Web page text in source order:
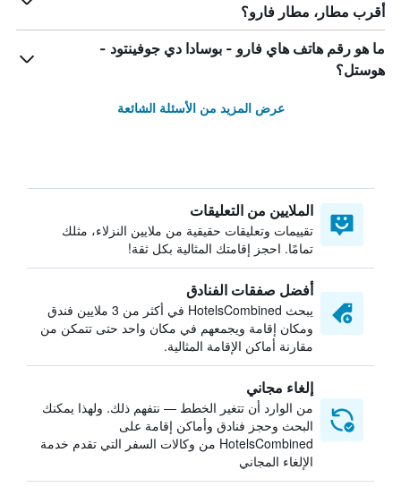
أقرب مطار، مطار فارو؟
ما هو رقم هاتف هاي فارو - بوسادا دي جوفينتود -
هوستل؟
عرض المزيد من الأسئلة الشائعة
الملايين من التعليقات
تقييمات وتعليقات حقيقية من ملايين النزلاء، مثلك
تمامًا. احجز إقامتك المثالية بكل ثقة!
أفضل صفقات الفنادق
يبحث HotelsCombined في أكثر من 3 ملايين فندق
ومكان إقامة ويجمعهم في مكان واحد حتى تتمكن من
مقارنة أماكن الإقامة المثالية.
إلغاء مجاني
من الوارد أن تتغير الخطط — نتفهم ذلك. ولهذا يمكنك
البحث وحجز فنادق وأماكن إقامة على
HotelsCombined من وكالات السفر التي تقدم خدمة
الإلغاء المجاني